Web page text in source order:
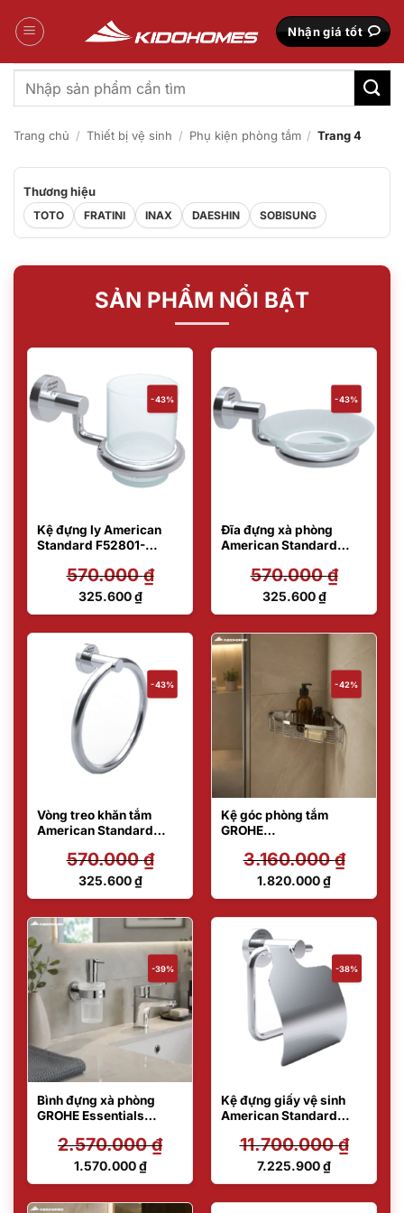
qua
Nhận giá tốt
Tìm
kiếm:
Trang chủ / Thiết bị vệ sinh / Phụ kiện phòng tắm / Trang 4
Thương hiệu
TOTO FRATINI INAX DAESHIN SOBISUNG
SẢN PHẨM NỔI BẬT
-43%
Kệ đựng ly American
Standard F52801-
570.000₫
Giá
570.000 ₫.
325.600₫
Giá
là:
325.600 ₫.
-43%
Đĩa đựng xà phòng
American Standard
570.000₫
Giá
570.000 ₫.
325.600₫
Giá
325.600 ₫.
-43%
Vòng treo khăn tắm
American Standard
570.000₫
Giá
570.000 ₫.
325.600₫
Giá
là:
325.600 ₫.
-42%
Kệ góc phòng tắm
GROHE
40663001
3.160.000₫
Giá
3.160.000 ₫.
1.820.000₫
Giá
là:
1.820.000 ₫.
-39%
Bình đựng xà phòng
GROHE Essentials
2.570.000₫
Giá
2.570.000 ₫.
1.570.000₫
Giá
tại
-38%
Kệ đựng giấy vệ sinh
American Standard
11.700.000₫
Giá
11.700.000 ₫.
7.225.900₫
Giá